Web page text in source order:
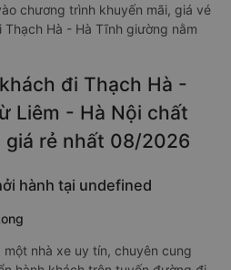
chương trình khuyến mãi, giá vé
Thạch Hà - Hà Tĩnh giường nằm
đi Thạch Hà -
Liêm - Hà Nội chất
rẻ nhất 08/2026
hành tại undefined
nhà xe uy tín, chuyên cung